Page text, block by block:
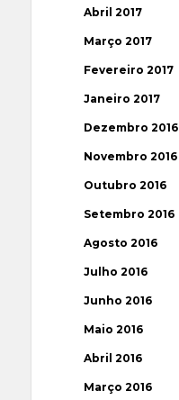
Abril 2017
Março 2017
Fevereiro 2017
Janeiro 2017
Dezembro 2016
Novembro 2016
Outubro 2016
Setembro 2016
Agosto 2016
Julho 2016
Junho 2016
Maio 2016
Abril 2016
Março 2016